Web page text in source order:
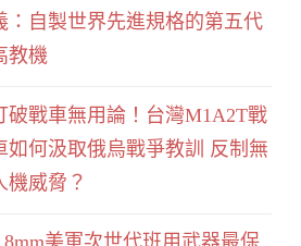
：自製世界先進規格的第五代
教機
破戰車無用論！台灣M1A2T戰
如何汲取俄烏戰爭教訓 反制無
機威脅？